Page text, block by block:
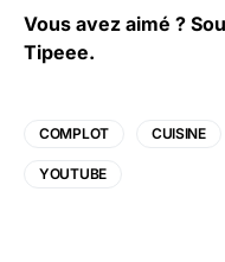
Vous avez aimé ?
Tipeee.
COMPLOT CUISINE
YOUTUBE